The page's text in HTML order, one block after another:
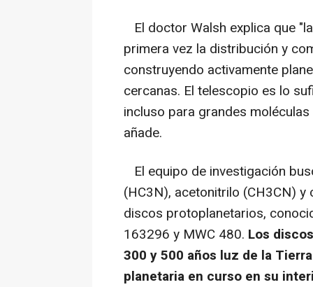
El doctor Walsh explica que
primera vez la distribución y
construyendo activamente
cercanas. El telescopio es lo
incluso para grandes
añade.
El equipo de investigación
(HC3N), acetonitrilo (CH3CN)
discos protoplanetarios,
163296 y MWC 480. Los
300 y 500 años luz de la
planetaria en curso en su